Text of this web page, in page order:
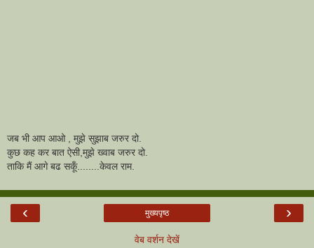
जब भी आप आओ , मुझे सुझाब जरुर दो.
कुछ कह कर बात ऐसी,मुझे ख्वाब जरुर दो.
ताकि मैं आगे बढ सकूँ........केवल राम.
‹ ›
मुख्यपृष्ठ
वेब वर्शन देखें